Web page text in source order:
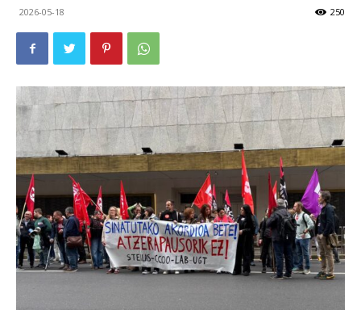
2026-05-18 250